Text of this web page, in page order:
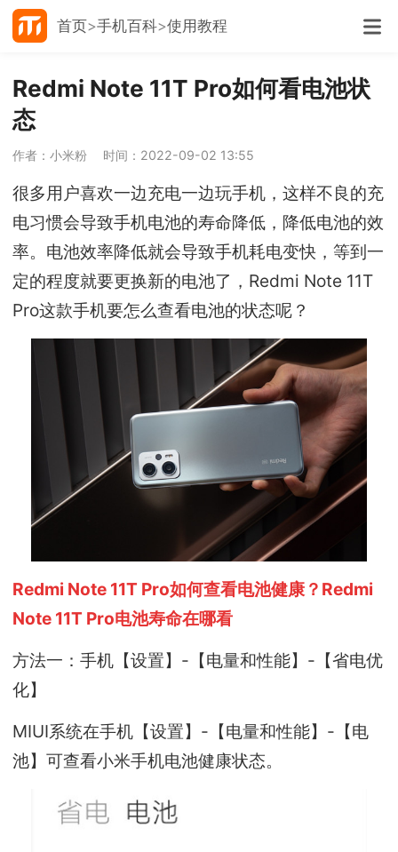
首页 手机百科 使用教程
Redmi Note 11T Pro如何看电池状
态
作者：小米粉 时间：2022-09-02 13:55
很多用户喜欢一边充电一边玩手机，这样不良的充
电习惯会导致手机电池的寿命降低，降低电池的效
率。电池效率降低就会导致手机耗电变快，等到一
定的程度就要更换新的电池了，Redmi Note 11T
Pro这款手机要怎么查看电池的状态呢？
Redmi Note 11T Pro如何查看电池健康？Redmi
Note 11T Pro电池寿命在哪看
方法一：手机【设置】-【电量和性能】-【省电优
化】
MIUI系统在手机【设置】-【电量和性能】-【电
池】可查看小米手机电池健康状态。